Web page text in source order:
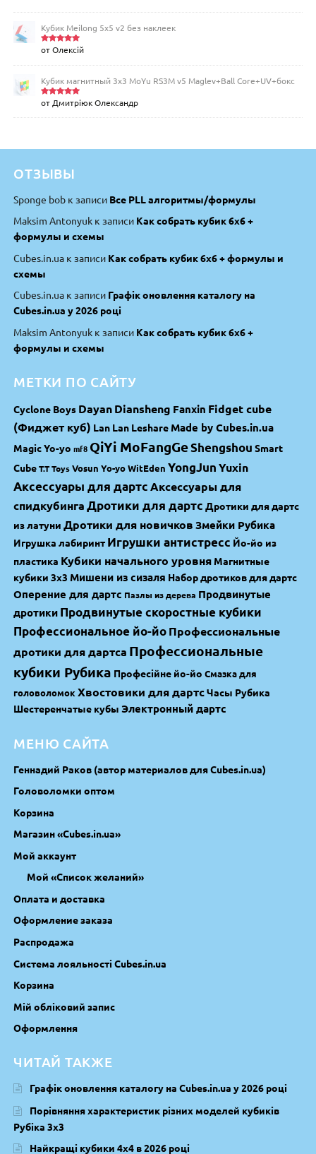
Кубик Meilong 5x5 v2 без наклеек
Оценка5
от Олексій
Кубик магнитный 3х3 MoYu RS3M v5 Maglev+Ball Core+UV+бокс
Оценка5
от Дмитріюк Олександр
ОТЗЫВЫ
Sponge bob к записи Все PLL алгоритмы/формулы
Maksim Antonyuk к записи Как собрать кубик 6х6 +
формулы и схемы
Cubes.in.ua к записи Как собрать кубик 6х6 + формулы и
схемы
Cubes.in.ua к записи Графік оновлення каталогу на
Cubes.in.ua у 2026 році
Maksim Antonyuk к записи Как собрать кубик 6х6 +
формулы и схемы
МЕТКИ ПО САЙТУ
Cyclone Boys DayanDiansheng Fanxin Fidget cube
(Фиджет куб) Lan Lan Leshare Made by Cubes.in.ua
Magic Yo-yo mf8 QiYi MoFangGeShengshou Smart
Cube T.T Toys Vosun Yo-yoWitEden YongJun Yuxin
Аксессуары для дартс Аксессуары для
спидкубинга Дротики для дартс Дротики для дартс
из латуни Дротики для новичков Змейки Рубика
Игрушка лабиринт Игрушки антистресс Йо-йо из
пластика Кубики начального уровня Магнитные
кубики 3х3 Мишени из сизаля Набор дротиков для дартс
Оперение для дартс Пазлы из дерева Продвинутые
дротики Продвинутые скоростные кубики
Профессиональное йо-йоПрофессиональные
дротики для дартса Профессиональные
кубики Рубика Професійне йо-йо Смазка для
головоломокХвостовики для дартсЧасы Рубика
Шестеренчатые кубы Электронный дартс
МЕНЮ САЙТА
Геннадий Раков (автор материалов для Cubes.in.ua)
Головоломки оптом
Корзина
Магазин «Cubes.in.ua»
Мой аккаунт
Мой «Список желаний»
Оплата и доставка
Оформление заказа
Распродажа
Система лояльності Cubes.in.ua
Корзина
Мій обліковий запис
Оформлення
ЧИТАЙ ТАКЖЕ
Графік оновлення каталогу на Cubes.in.ua у 2026 році
Порівняння характеристик різних моделей кубиків
Рубіка 3х3
Найкращі кубики 4х4 в 2026 році